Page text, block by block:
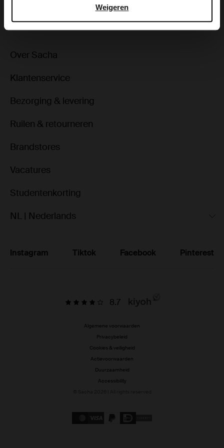
Weigeren
Over Sacha
Klantenservice
Bezorging & levering
Ruilen & retourneren
Brandstores
Vacatures
Studentenkorting
NL | Nederlands
Instagram Tiktok Facebook Pinterest
8.7
Algemene voorwaarden
Privacybeleid
Cookies & veiligheid
Actievoorwaarden
Duurzaamheid
Accessibility